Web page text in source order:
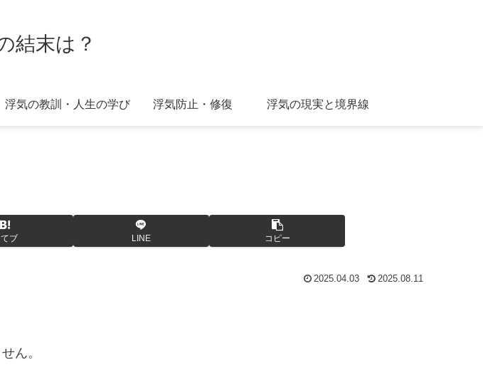
結末は？
浮気の教訓・人生の学び 浮気防止・修復 浮気の現実と境界線
ブ LINE コピー
2025.04.03 2025.08.11
ん。